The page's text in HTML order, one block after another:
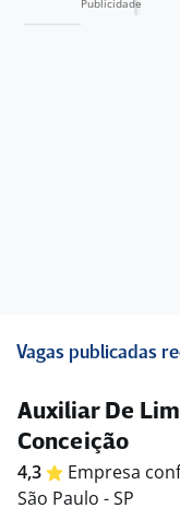
Vagas publicadas
Auxiliar De
Conceição
4,3 Empresa
São Paulo - SP